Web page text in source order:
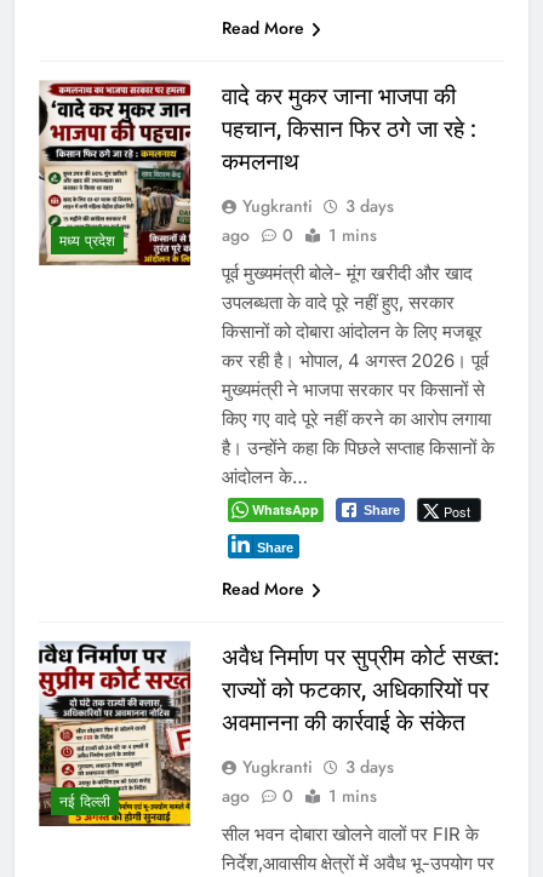
Read More
मध्य प्रदेश
वादे कर मुकर जाना भाजपा की
पहचान, किसान फिर ठगे जा रहे :
कमलनाथ
Yugkranti
3 days
ago
0 1 mins
पूर्व मुख्यमंत्री बोले- मूंग खरीदी और खाद
उपलब्धता के वादे पूरे नहीं हुए, सरकार
किसानों को दोबारा आंदोलन के लिए मजबूर
कर रही है। भोपाल, 4 अगस्त 2026। पूर्व
मुख्यमंत्री ने भाजपा सरकार पर किसानों से
किए गए वादे पूरे नहीं करने का आरोप लगाया
है। उन्होंने कहा कि पिछले सप्ताह किसानों के
आंदोलन के…
WhatsApp Share Post
Share
Read More
नई दिल्ली
अवैध निर्माण पर सुप्रीम कोर्ट सख्त:
राज्यों को फटकार, अधिकारियों पर
अवमानना की कार्रवाई के संकेत
Yugkranti
3 days
ago
0 1 mins
सील भवन दोबारा खोलने वालों पर FIR के
निर्देश,आवासीय क्षेत्रों में अवैध भू-उपयोग पर